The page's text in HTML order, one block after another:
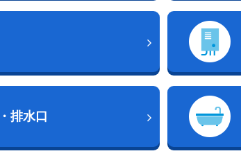
排水口